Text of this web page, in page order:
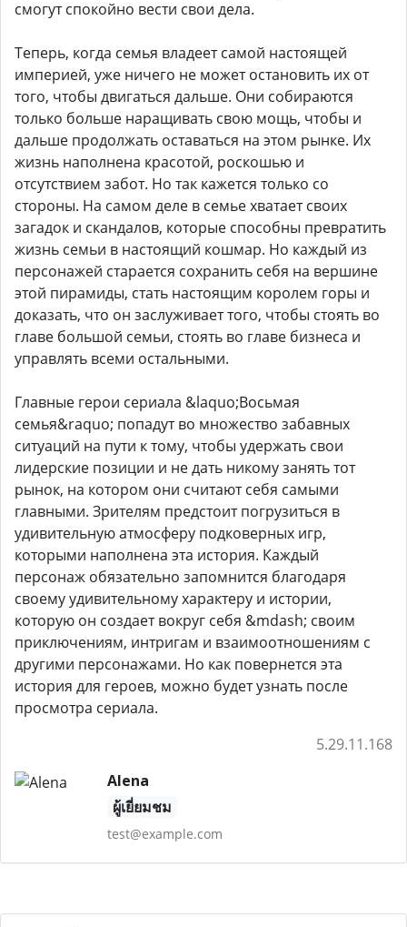
смогут спокойно вести свои дела.
Теперь, когда семья владеет самой настоящей
империей, уже ничего не может остановить их от
того, чтобы двигаться дальше. Они собираются
только больше наращивать свою мощь, чтобы и
дальше продолжать оставаться на этом рынке. Их
жизнь наполнена красотой, роскошью и
отсутствием забот. Но так кажется только со
стороны. На самом деле в семье хватает своих
загадок и скандалов, которые способны превратить
жизнь семьи в настоящий кошмар. Но каждый из
персонажей старается сохранить себя на вершине
этой пирамиды, стать настоящим королем горы и
доказать, что он заслуживает того, чтобы стоять во
главе большой семьи, стоять во главе бизнеса и
управлять всеми остальными.
Главные герои сериала &laquo;Восьмая
семья&raquo; попадут во множество забавных
ситуаций на пути к тому, чтобы удержать свои
лидерские позиции и не дать никому занять тот
рынок, на котором они считают себя самыми
главными. Зрителям предстоит погрузиться в
удивительную атмосферу подковерных игр,
которыми наполнена эта история. Каждый
персонаж обязательно запомнится благодаря
своему удивительному характеру и истории,
которую он создает вокруг себя &mdash; своим
приключениям, интригам и взаимоотношениям с
другими персонажами. Но как повернется эта
история для героев, можно будет узнать после
просмотра сериала.
5.29.11.168
Alena
ผู้เยี่ยมชม
test@example.com